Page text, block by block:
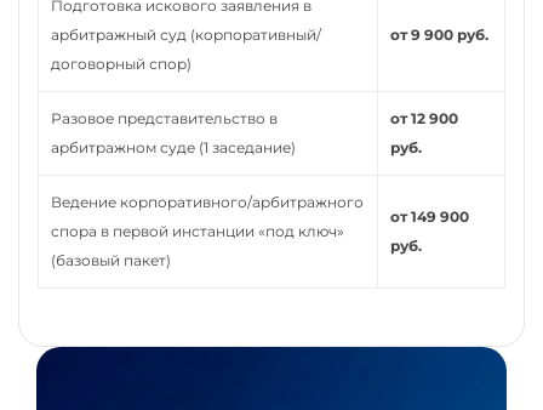
Подготовка искового заявления в
арбитражный суд (корпоративный/
договорный спор)
от 9 900 руб.
Разовое представительство в
арбитражном суде (1 заседание)
от 12 900
руб.
Ведение корпоративного/арбитражного
спора в первой инстанции «под ключ»
(базовый пакет)
от 149 900
руб.